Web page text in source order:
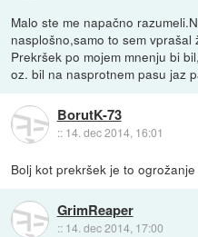
Malo ste me napačno
nasplošno,samo to sem vprašal
Prekršek po mojem mnenju bi
oz. bil na nasprotnem pasu jaz
BorutK-73
:: 14. dec 2014, 16:01
Bolj kot prekršek je to
GrimReaper
:: 14. dec 2014, 17:00